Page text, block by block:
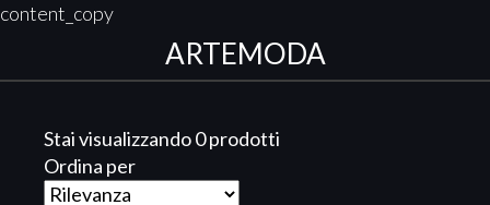
content_copy
ARTEMODA
Stai visualizzando 0 prodotti
Ordina per